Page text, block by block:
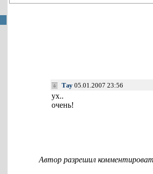
Тау 05.01.2007 23:56
ух..
очень!
Автор разрешил